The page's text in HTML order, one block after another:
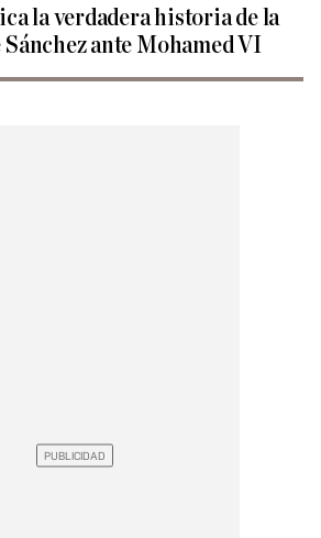
la verdadera historia de la
ante Mohamed VI